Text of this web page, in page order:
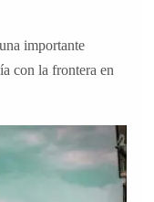
importante
con la frontera en